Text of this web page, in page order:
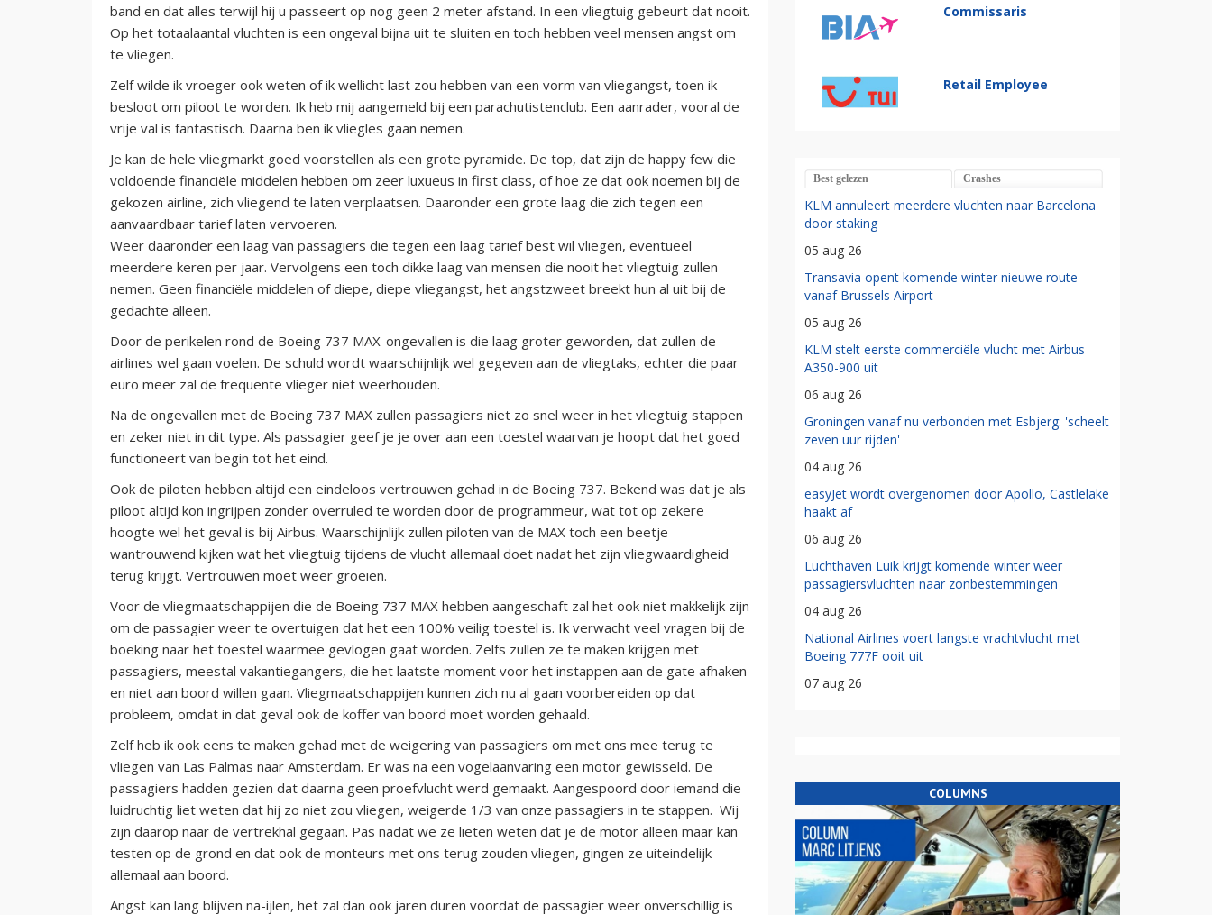
band en dat alles terwijl hij u passeert op nog geen 2 meter afstand. In een vliegtuig gebeurt dat nooit.
Op het totaalaantal vluchten is een ongeval bijna uit te sluiten en toch hebben veel mensen angst om
te vliegen.
Zelf wilde ik vroeger ook weten of ik wellicht last zou hebben van een vorm van vliegangst, toen ik
besloot om piloot te worden. Ik heb mij aangemeld bij een parachutistenclub. Een aanrader, vooral de
vrije val is fantastisch. Daarna ben ik vliegles gaan nemen.
Je kan de hele vliegmarkt goed voorstellen als een grote pyramide. De top, dat zijn de happy few die
voldoende financiële middelen hebben om zeer luxueus in first class, of hoe ze dat ook noemen bij de
gekozen airline, zich vliegend te laten verplaatsen. Daaronder een grote laag die zich tegen een
aanvaardbaar tarief laten vervoeren.
Weer daaronder een laag van passagiers die tegen een laag tarief best wil vliegen, eventueel
meerdere keren per jaar. Vervolgens een toch dikke laag van mensen die nooit het vliegtuig zullen
nemen. Geen financiële middelen of diepe, diepe vliegangst, het angstzweet breekt hun al uit bij de
gedachte alleen.
Door de perikelen rond de Boeing 737 MAX-ongevallen is die laag groter geworden, dat zullen de
airlines wel gaan voelen. De schuld wordt waarschijnlijk wel gegeven aan de vliegtaks, echter die paar
euro meer zal de frequente vlieger niet weerhouden.
Na de ongevallen met de Boeing 737 MAX zullen passagiers niet zo snel weer in het vliegtuig stappen
en zeker niet in dit type. Als passagier geef je je over aan een toestel waarvan je hoopt dat het goed
functioneert van begin tot het eind.
Ook de piloten hebben altijd een eindeloos vertrouwen gehad in de Boeing 737. Bekend was dat je als
piloot altijd kon ingrijpen zonder overruled te worden door de programmeur, wat tot op zekere
hoogte wel het geval is bij Airbus. Waarschijnlijk zullen piloten van de MAX toch een beetje
wantrouwend kijken wat het vliegtuig tijdens de vlucht allemaal doet nadat het zijn vliegwaardigheid
terug krijgt. Vertrouwen moet weer groeien.
Voor de vliegmaatschappijen die de Boeing 737 MAX hebben aangeschaft zal het ook niet makkelijk zijn
om de passagier weer te overtuigen dat het een 100% veilig toestel is. Ik verwacht veel vragen bij de
boeking naar het toestel waarmee gevlogen gaat worden. Zelfs zullen ze te maken krijgen met
passagiers, meestal vakantiegangers, die het laatste moment voor het instappen aan de gate afhaken
en niet aan boord willen gaan. Vliegmaatschappijen kunnen zich nu al gaan voorbereiden op dat
probleem, omdat in dat geval ook de koffer van boord moet worden gehaald.
Zelf heb ik ook eens te maken gehad met de weigering van passagiers om met ons mee terug te
vliegen van Las Palmas naar Amsterdam. Er was na een vogelaanvaring een motor gewisseld. De
passagiers hadden gezien dat daarna geen proefvlucht werd gemaakt. Aangespoord door iemand die
luidruchtig liet weten dat hij zo niet zou vliegen, weigerde 1/3 van onze passagiers in te stappen. Wij
zijn daarop naar de vertrekhal gegaan. Pas nadat we ze lieten weten dat je de motor alleen maar kan
testen op de grond en dat ook de monteurs met ons terug zouden vliegen, gingen ze uiteindelijk
allemaal aan boord.
Angst kan lang blijven na-ijlen, het zal dan ook jaren duren voordat de passagier weer onverschillig is
Commissaris
Retail Employee
Best gelezen Crashes
KLM annuleert meerdere vluchten naar Barcelona
door staking
05 aug 26
Transavia opent komende winter nieuwe route
vanaf Brussels Airport
05 aug 26
KLM stelt eerste commerciële vlucht met Airbus
A350-900 uit
06 aug 26
Groningen vanaf nu verbonden met Esbjerg: 'scheelt
zeven uur rijden'
04 aug 26
easyJet wordt overgenomen door Apollo, Castlelake
haakt af
06 aug 26
Luchthaven Luik krijgt komende winter weer
passagiersvluchten naar zonbestemmingen
04 aug 26
National Airlines voert langste vrachtvlucht met
Boeing 777F ooit uit
07 aug 26
COLUMNS